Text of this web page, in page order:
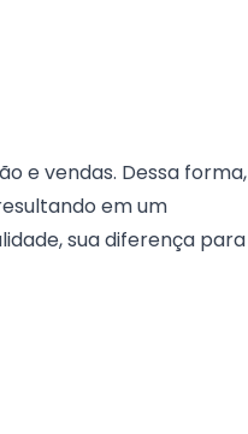
e vendas. Dessa forma,
em um
sua diferença para